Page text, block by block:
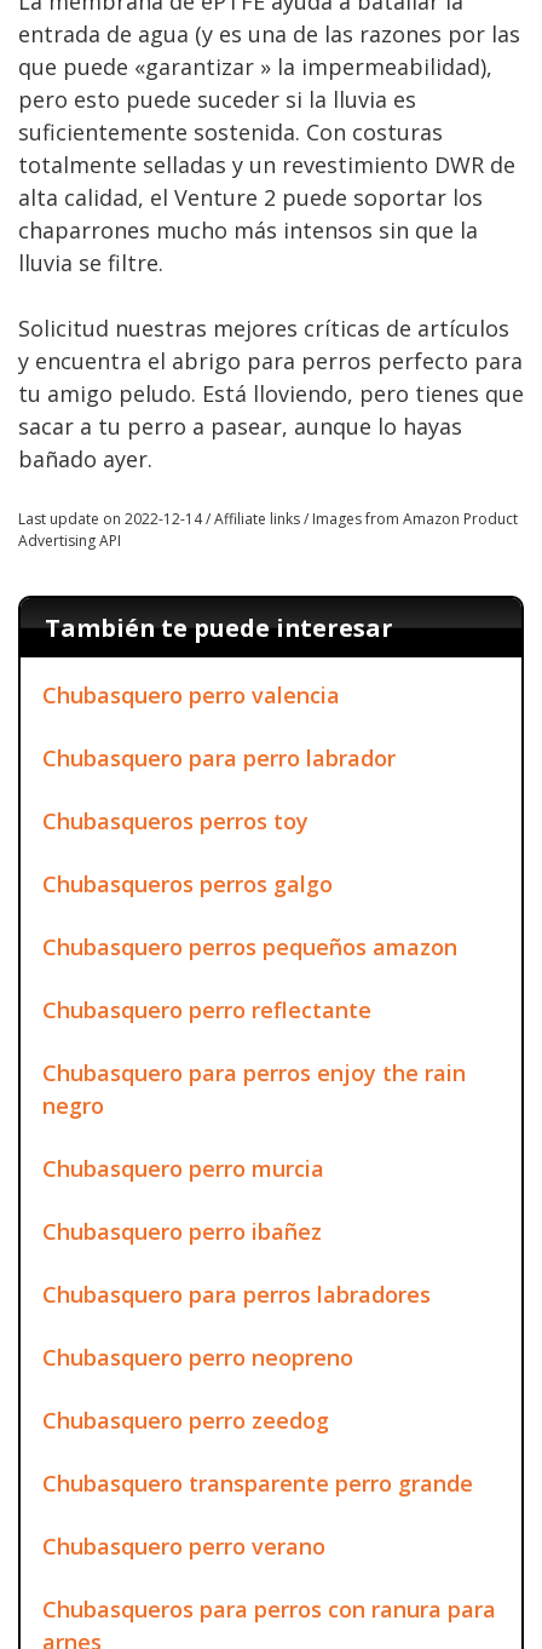
entrada de agua (y es una de las razones por las
que puede «garantizar » la impermeabilidad),
pero esto puede suceder si la lluvia es
suficientemente sostenida. Con costuras
totalmente selladas y un revestimiento DWR de
alta calidad, el Venture 2 puede soportar los
chaparrones mucho más intensos sin que la
lluvia se filtre.
Solicitud nuestras mejores críticas de artículos
y encuentra el abrigo para perros perfecto para
tu amigo peludo. Está lloviendo, pero tienes que
sacar a tu perro a pasear, aunque lo hayas
bañado ayer.
Last update on 2022-12-14 / Affiliate links / Images from Amazon Product
Advertising API
También te puede interesar
Chubasquero perro valencia
Chubasquero para perro labrador
Chubasqueros perros toy
Chubasqueros perros galgo
Chubasquero perros pequeños amazon
Chubasquero perro reflectante
Chubasquero para perros enjoy the rain
negro
Chubasquero perro murcia
Chubasquero perro ibañez
Chubasquero para perros labradores
Chubasquero perro neopreno
Chubasquero perro zeedog
Chubasquero transparente perro grande
Chubasquero perro verano
Chubasqueros para perros con ranura para
arnes